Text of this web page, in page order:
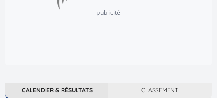
publicité
CALENDIER & RÉSULTATS CLASSEMENT